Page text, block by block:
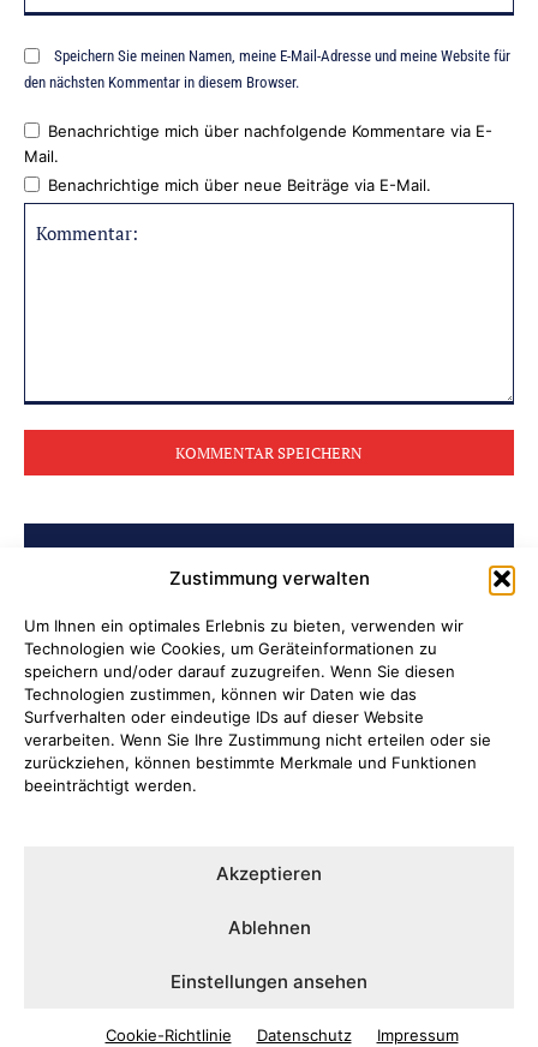
Zustimmung verwalten
Um Ihnen ein optimales Erlebnis zu bieten, verwenden wir
Technologien wie Cookies, um Geräteinformationen zu
speichern und/oder darauf zuzugreifen. Wenn Sie diesen
Technologien zustimmen, können wir Daten wie das
Surfverhalten oder eindeutige IDs auf dieser Website
verarbeiten. Wenn Sie Ihre Zustimmung nicht erteilen oder sie
zurückziehen, können bestimmte Merkmale und Funktionen
beeinträchtigt werden.
Akzeptieren
Ablehnen
Einstellungen ansehen
Cookie-Richtlinie Datenschutz Impressum
Speichern Sie meinen Namen, meine E-Mail-Adresse und meine Website für
den nächsten Kommentar in diesem Browser.
Benachrichtige mich über nachfolgende Kommentare via E-
Mail.
Benachrichtige mich über neue Beiträge via E-Mail.
BELIEBTE BEITRÄGE
Archiv der Initiative „Jüdisch in
Attendorn“ erschlossen
Soldatenleben damals und heute
Verantwortung übernehmen, wenn
Kinder Schutz und Orientierung
Ni hao in Attendorn
Lauter Abend in der NoiseBox